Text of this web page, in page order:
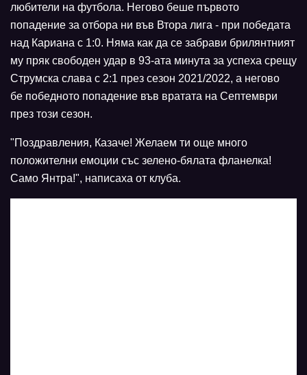
любители на футбола. Негово беше първото
попадение за отбора ни във Втора лига - при победата
над Кариана с 1:0. Няма как да се забрави брилянтният
му пряк свободен удар в 93-ата минута за успеха срещу
Струмска слава с 2:1 през сезон 2021/2022, а негово
бе победното попадение във вратата на Септември
през този сезон.
"Поздравления, Казаче! Желаем ти още много
положителни емоции със зелено-бялата фланелка!
Само Янтра!", написаха от клуба.